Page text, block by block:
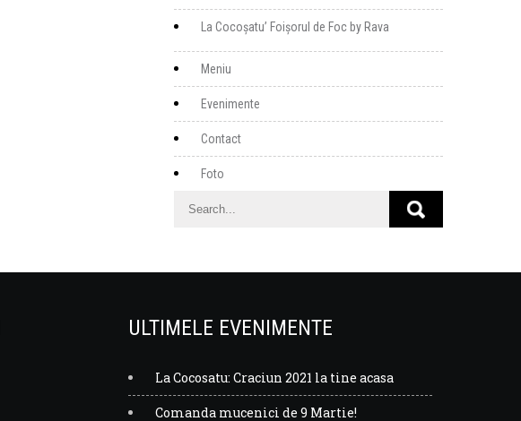
La Cocoșatu’ Foișorul de Foc by Rava
Meniu
Evenimente
Contact
Foto
ULTIMELE EVENIMENTE
La Cocosatu: Craciun 2021 la tine acasa
Comanda mucenici de 9 Martie!